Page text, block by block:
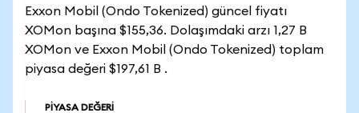
Exxon Mobil (Ondo Tokenized) güncel fiyatı
XOMon başına $155,36. Dolaşımdaki arzı 1,27 B
XOMon ve Exxon Mobil (Ondo Tokenized) toplam
piyasa değeri $197,61 B .
PIYASA DEĞERI